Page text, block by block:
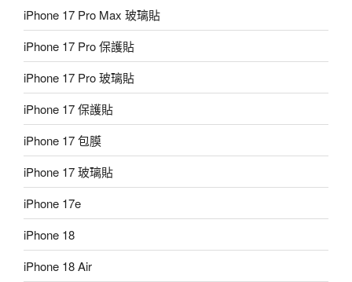
iPhone 17 Pro Max 玻璃貼
iPhone 17 Pro 保護貼
iPhone 17 Pro 玻璃貼
iPhone 17 保護貼
iPhone 17 包膜
iPhone 17 玻璃貼
iPhone 17e
iPhone 18
iPhone 18 Air